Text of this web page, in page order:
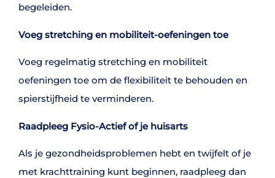
begeleiden.
Voeg stretching en mobiliteit-oefeningen toe
Voeg regelmatig stretching en mobiliteit
oefeningen toe om de flexibiliteit te behouden en
spierstijfheid te verminderen.
Raadpleeg Fysio-Actief of je huisarts
Als je gezondheidsproblemen hebt en twijfelt of je
met krachttraining kunt beginnen, raadpleeg dan